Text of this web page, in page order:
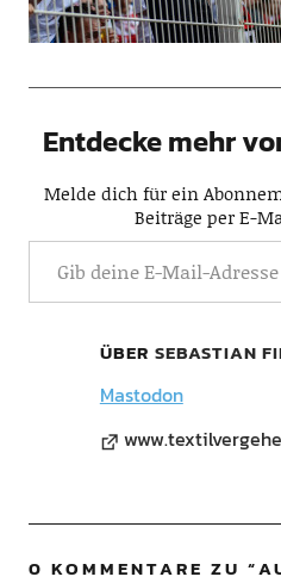
Entdecke mehr
Melde dich für ein
Beiträge per E-
ÜBER SEBASTIAN
Mastodon
0 KOMMENTARE ZU “